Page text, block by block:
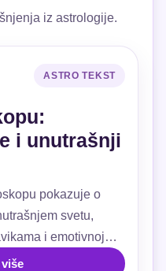
iz astrologije.
ASTRO TEKST
i unutrašnji
pokazuje o
svetu,
i emotivnoj